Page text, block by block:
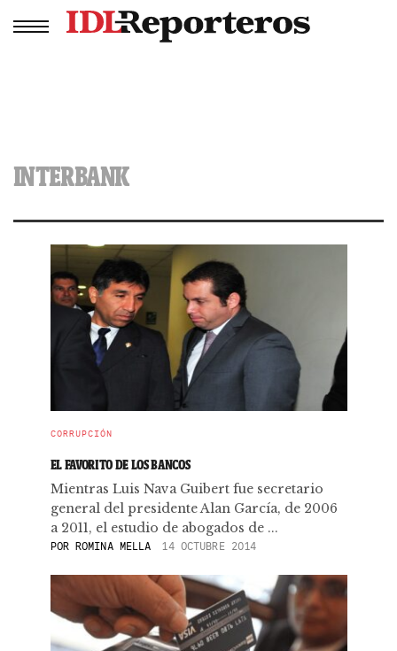
INTERBANK
CORRUPCIÓN
EL FAVORITO DE LOS BANCOS
Mientras Luis Nava Guibert fue secretario
general del presidente Alan García, de 2006
a 2011, el estudio de abogados de ...
POR ROMINA MELLA 14 OCTUBRE 2014